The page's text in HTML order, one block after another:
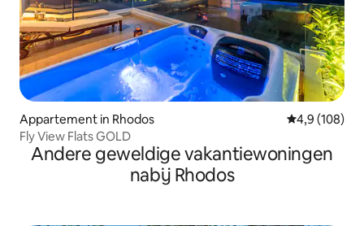
Appartement in Rhodos Gemiddelde
4,9 (108)
Fly View Flats GOLD
Andere geweldige vakantiewoningen
nabij Rhodos